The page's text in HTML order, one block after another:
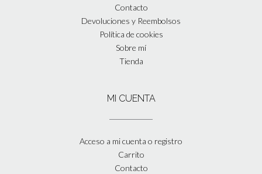
Contacto
Devoluciones y Reembolsos
Política de cookies
Sobre mí
Tienda
MI CUENTA
Acceso a mi cuenta o registro
Carrito
Contacto